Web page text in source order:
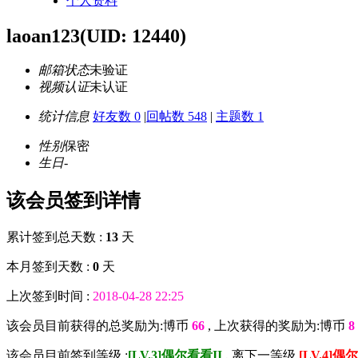
laoan123(UID: 12440)
邮箱状态未验证
视频认证未认证
统计信息 好友数 0 |回帖数 548 | 主题数 1
性别保密
生日-
该会员签到详情
累计签到总天数 : 13 天
本月签到天数 : 0 天
上次签到时间 : 2018-04-28 22:25
该会员目前获得的总奖励为:博币 66 , 上次获得的奖励为:博币 8